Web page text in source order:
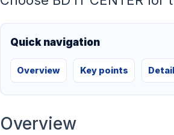
Quick navigation
Overview Key points
Overview